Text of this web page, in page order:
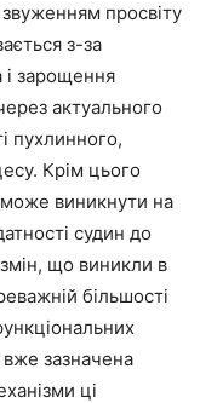
просвіту
з-за
і зарощення
актуального
пухлинного,
Крім цього
виникнути на
судин до
що виникли в
більшості
вже зазначена
ці